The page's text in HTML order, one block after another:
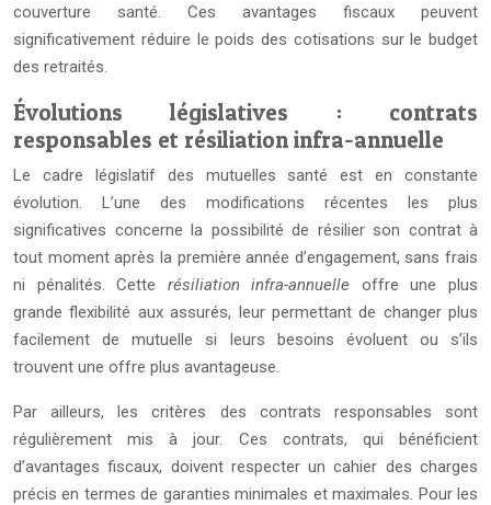
couverture santé. Ces avantages fiscaux peuvent
significativement réduire le poids des cotisations sur le budget
des retraités.
Évolutions législatives : contrats
responsables et résiliation infra-annuelle
Le cadre législatif des mutuelles santé est en constante
évolution. L’une des modifications récentes les plus
significatives concerne la possibilité de résilier son contrat à
tout moment après la première année d’engagement, sans frais
ni pénalités. Cette résiliation infra-annuelle offre une plus
grande flexibilité aux assurés, leur permettant de changer plus
facilement de mutuelle si leurs besoins évoluent ou s’ils
trouvent une offre plus avantageuse.
Par ailleurs, les critères des contrats responsables sont
régulièrement mis à jour. Ces contrats, qui bénéficient
d’avantages fiscaux, doivent respecter un cahier des charges
précis en termes de garanties minimales et maximales. Pour les